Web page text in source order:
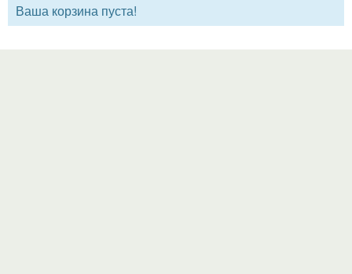
Ваша корзина пуста!